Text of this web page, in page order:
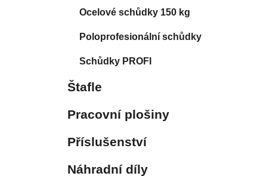
Ocelové schůdky 150 kg
Poloprofesionální schůdky
Schůdky PROFI
Štafle
Pracovní plošiny
Příslušenství
Náhradní díly